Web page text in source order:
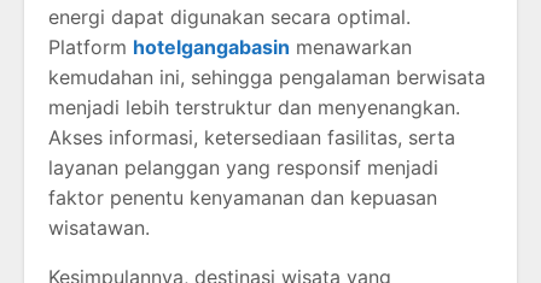
energi dapat digunakan secara optimal.
Platform hotelgangabasin menawarkan
kemudahan ini, sehingga pengalaman berwisata
menjadi lebih terstruktur dan menyenangkan.
Akses informasi, ketersediaan fasilitas, serta
layanan pelanggan yang responsif menjadi
faktor penentu kenyamanan dan kepuasan
wisatawan.
Kesimpulannya, destinasi wisata yang